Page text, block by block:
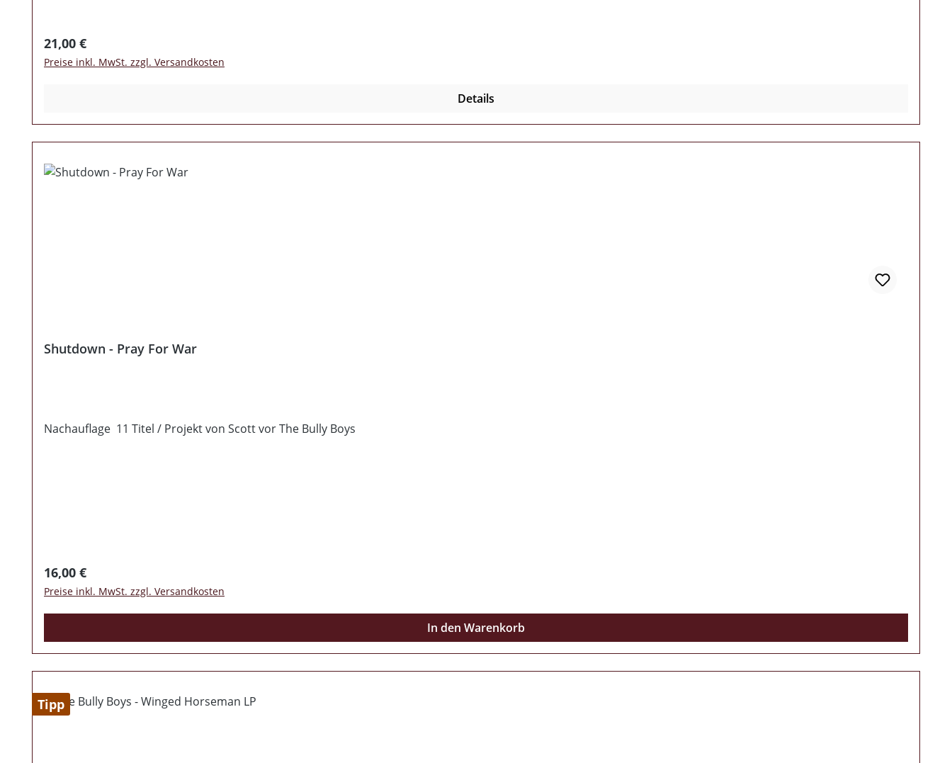
Date Eures Plattenspielers mit den Musical Terrorists! DIE LETZTEN EXEMPLARE!
Regulärer Preis:
21,00 €
Preise inkl. MwSt. zzgl. Versandkosten
Details
Shutdown - Pray For War
Nachauflage 11 Titel / Projekt von Scott vor The Bully Boys
Regulärer Preis:
16,00 €
Preise inkl. MwSt. zzgl. Versandkosten
In den Warenkorb
Tipp